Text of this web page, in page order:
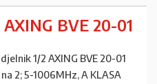
BVE 20-01
1/2 AXING BVE 20-01
2; 5-1006MHz, A KLASA